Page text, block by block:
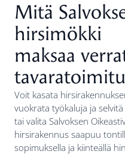
Mitä
hirsimökki
maksaa
Voit kasata
vuokrata työkaluja ja
tai valita Salvoksen
hirsirakennus saapuu
sopimuksella ja kiinteällä